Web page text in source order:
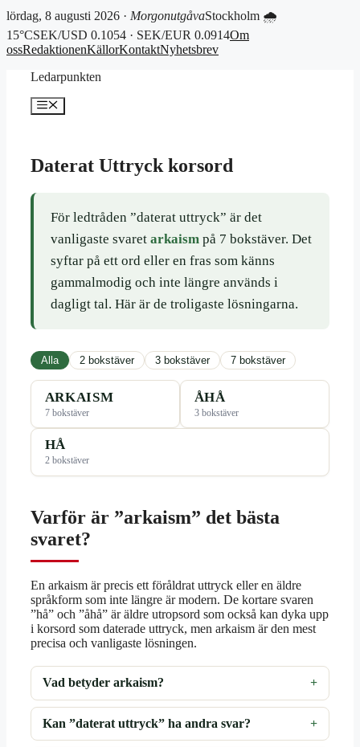
lördag, 8 augusti 2026 · MorgonutgåvaStockholm 🌧
15°CSEK/USD 0.1054 · SEK/EUR 0.0914Om
ossRedaktionenKällorKontaktNyhetsbrev
Ledarpunkten
Meny
Daterat Uttryck korsord
För ledtråden ”daterat uttryck” är det
vanligaste svaret arkaismpå 7 bokstäver. Det
syftar på ett ord eller en fras som känns
gammalmodig och inte längre används i
dagligt tal. Här är de troligaste lösningarna.
Alla 2 bokstäver 3 bokstäver 7 bokstäver
ARKAISM
7 bokstäver
ÅHÅ
3 bokstäver
HÅ
2 bokstäver
Varför är ”arkaism” det bästa
svaret?
En arkaism är precis ett föråldrat uttryck eller en äldre
språkform som inte längre är modern. De kortare svaren
”hå” och ”åhå” är äldre utropsord som också kan dyka upp
i korsord som daterade uttryck, men arkaism är den mest
precisa och vanligaste lösningen.
Vad betyder arkaism?
Kan ”daterat uttryck” ha andra svar?